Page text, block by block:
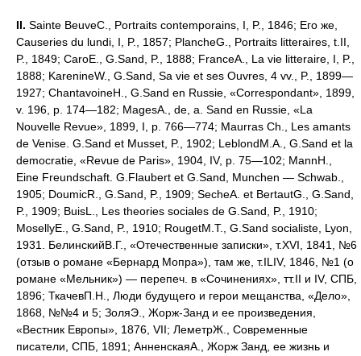
II. Sainte BeuveC., Portraits contemporains, I, P., 1846; Его же,
Causeries du lundi, I, P., 1857; PlancheG., Portraits litteraires, t.II,
P., 1849; CaroE., G.Sand, P., 1888; FranceA., La vie litteraire, I, P.,
1888; KarenineW., G.Sand, Sa vie et ses Ouvres, 4 vv., P., 1899—
1927; ChantavoineH., G.Sand en Russie, «Correspondant», 1899,
v. 196, p. 174—182; MagesA., de, a. Sand en Russie, «La
Nouvelle Revue», 1899, I, p. 766—774; Maurras Ch., Les amants
de Venise. G.Sand et Musset, P., 1902; LeblondM.A., G.Sand et la
democratie, «Revue de Paris», 1904, IV, p. 75—102; MannH.,
Eine Freundschaft. G.Flaubert et G.Sand, Munchen — Schwab.,
1905; DoumicR., G.Sand, P., 1909; SecheA. et BertautG., G.Sand,
P., 1909; BuisL., Les theories sociales de G.Sand, P., 1910;
MosellyE., G.Sand, P., 1910; RougetM.T., G.Sand socialiste, Lyon,
1931. БелинскийВ.Г., «Отечественные записки», т.XVI, 1841, №6
(отзыв о романе «Бернард Мопра»), там же, т.ILIV, 1846, №1 (о
романе «Мельник») — перепеч. в «Сочинениях», тт.II и IV, СПБ,
1896; ТкачевП.Н., Люди будущего и герои мещанства, «Дело»,
1868, №№4 и 5; ЗоляЭ., Жорж-Занд и ее произведения,
«Вестник Европы», 1876, VII; ЛеметрЖ., Современные
писатели, СПБ, 1891; АнненскаяА., Жорж Занд, ее жизнь и